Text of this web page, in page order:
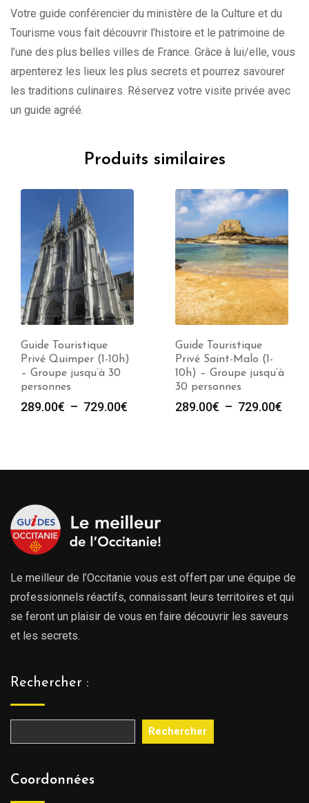
Votre guide conférencier du ministère de la Culture et du
Tourisme vous fait découvrir l’histoire et le patrimoine de
l’une des plus belles villes de France. Grâce à lui/elle, vous
arpenterez les lieux les plus secrets et pourrez savourer
les traditions culinaires. Réservez votre visite privée avec
un guide agréé.
Produits similaires
Guide Touristique
Privé Quimper (1-10h)
– Groupe jusqu’à 30
personnes
289.00€ – 729.00€
à
Guide Touristique
Privé Saint-Malo (1-
10h) – Groupe jusqu’à
30 personnes
289.00€ – 729.00€
à
Le meilleur de l’Occitanie vous est offert par une équipe de
professionnels réactifs, connaissant leurs territoires et qui
se feront un plaisir de vous en faire découvrir les saveurs
et les secrets.
Rechercher :
Rechercher
Coordonnées